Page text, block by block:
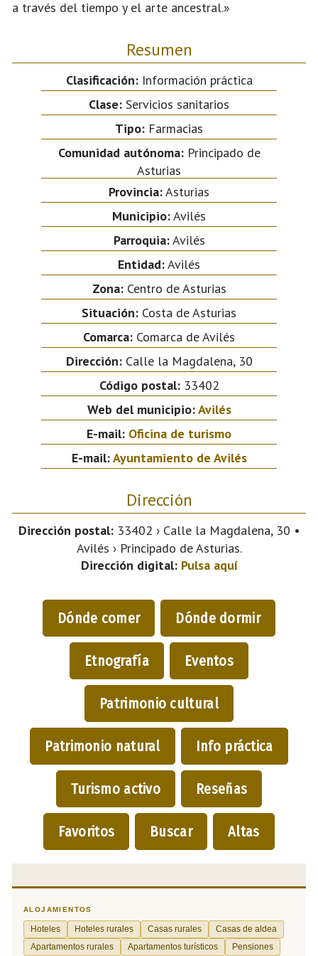
a través del tiempo y el arte ancestral.»
Resumen
Clasificación:Información práctica
Clase: Servicios sanitarios
Tipo: Farmacias
Comunidad autónoma:Principado de
Asturias
Provincia:Asturias
Municipio:Avilés
Parroquia:Avilés
Entidad:Avilés
Zona:Centro de Asturias
Situación: Costa de Asturias
Comarca: Comarca de Avilés
Dirección:Calle la Magdalena, 30
Código postal:33402
Web del municipio:Avilés
E-mail: Oficina de turismo
E-mail:Ayuntamiento de Avilés
Dirección
Dirección postal:33402 › Calle la Magdalena, 30 •
Avilés › Principado de Asturias.
Dirección digital: Pulsa aquí
Dónde comer Dónde dormir
Etnografía Eventos
Patrimonio cultural
Patrimonio natural Info práctica
Turismo activo Reseñas
Favoritos Buscar Altas